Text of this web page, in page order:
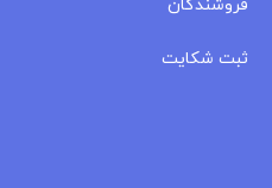
فروشندگان
ثبت شکایت